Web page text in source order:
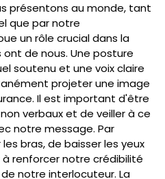
présentons au monde, tant
que par notre
un rôle crucial dans la
de nous. Une posture
soutenu et une voix claire
projeter une image
Il est important d'être
verbaux et de veiller à ce
notre message. Par
bras, de baisser les yeux
renforcer notre crédibilité
notre interlocuteur. La